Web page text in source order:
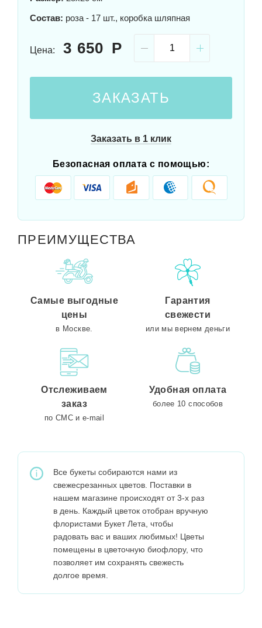
Состав: роза - 17 шт., коробка шляпная
Цена: 3 650
ЗАКАЗАТЬ
Заказать в 1 клик
Безопасная оплата с помощью:
ПРЕИМУЩЕСТВА
Самые выгодные
цены
в Москве.
Гарантия
свежести
или мы вернем деньги
Отслеживаем
заказ
по СМС и e-mail
Удобная оплата
более 10 способов
Все букеты собираются нами из
свежесрезанных цветов. Поставки в
нашем магазине происходят от 3-х раз
в день. Каждый цветок отобран вручную
флористами Букет Лета, чтобы
радовать вас и ваших любимых! Цветы
помещены в цветочную биофлору, что
позволяет им сохранять свежесть
долгое время.